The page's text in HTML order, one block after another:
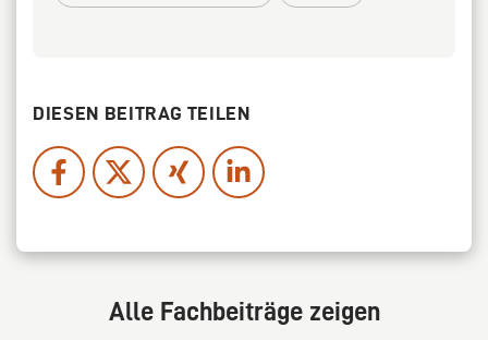
DIESEN BEITRAG TEILEN
Alle Fachbeiträge zeigen